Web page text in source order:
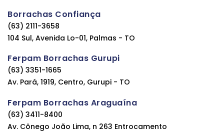
Borrachas Confiança
(63) 2111-3658
104 Sul, Avenida Lo-01, Palmas - TO
Ferpam Borrachas Gurupi
(63) 3351-1665
Av. Pará, 1919, Centro, Gurupi - TO
Ferpam Borrachas Araguaína
(63) 3411-8400
Av. Cônego João Lima, n 263 Entrocamento